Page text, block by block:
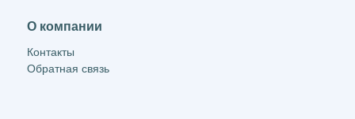
О компании
Контакты
Обратная связь